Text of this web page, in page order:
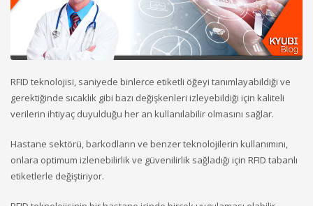
RFID teknolojisi, saniyede binlerce etiketli öğeyi tanımlayabildiği ve
gerektiğinde sıcaklık gibi bazı değişkenleri izleyebildiği için kaliteli
verilerin ihtiyaç duyulduğu her an kullanılabilir olmasını sağlar.
Hastane sektörü, barkodların ve benzer teknolojilerin kullanımını,
onlara optimum izlenebilirlik ve güvenilirlik sağladığı için RFID tabanlı
etiketlerle değiştiriyor.